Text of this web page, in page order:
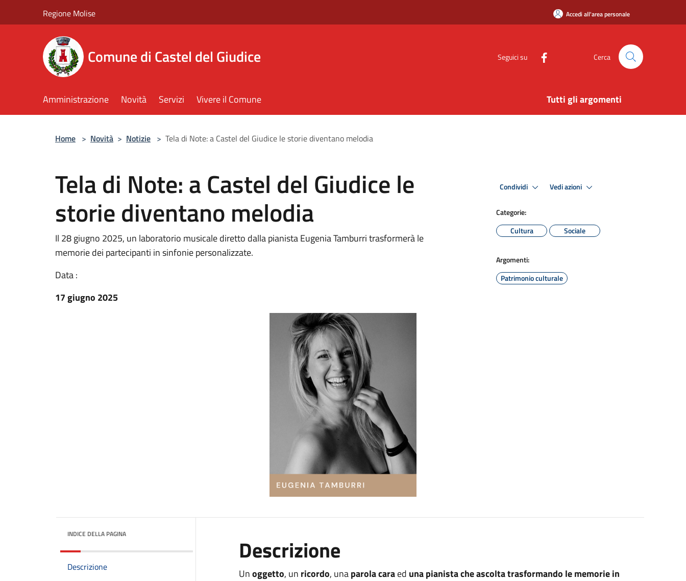
Regione Molise Accedi all'area personale
Comune di Castel del Giudice Seguici su Cerca
Amministrazione Novità Servizi Vivere il Comune Tutti gli argomenti
Home > Novità > Notizie > Tela di Note: a Castel del Giudice le storie diventano melodia
Tela di Note: a Castel del Giudice le
storie diventano melodia
Il 28 giugno 2025, un laboratorio musicale diretto dalla pianista Eugenia Tamburri trasformerà le
memorie dei partecipanti in sinfonie personalizzate.
Data :
17 giugno 2025
Condividi Vedi azioni
Categorie:
Cultura
Sociale
Argomenti:
Patrimonio culturale
INDICE DELLA PAGINA
Descrizione
Descrizione
Unoggetto, un ricordo, unaparola caraed una pianista che ascolta trasformando le memorie in